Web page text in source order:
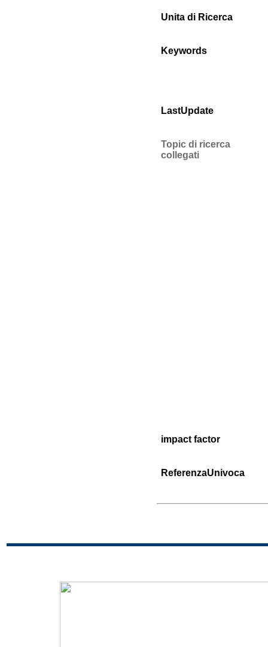
Unita di Ricerca
Keywords
LastUpdate
Topic di ricerca
collegati
impact factor
ReferenzaUnivoca